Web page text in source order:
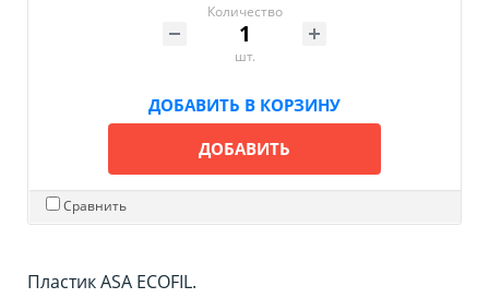
Количество
шт.
ДОБАВИТЬ В КОРЗИНУ
ДОБАВИТЬ
Сравнить
Пластик ASA ECOFIL.